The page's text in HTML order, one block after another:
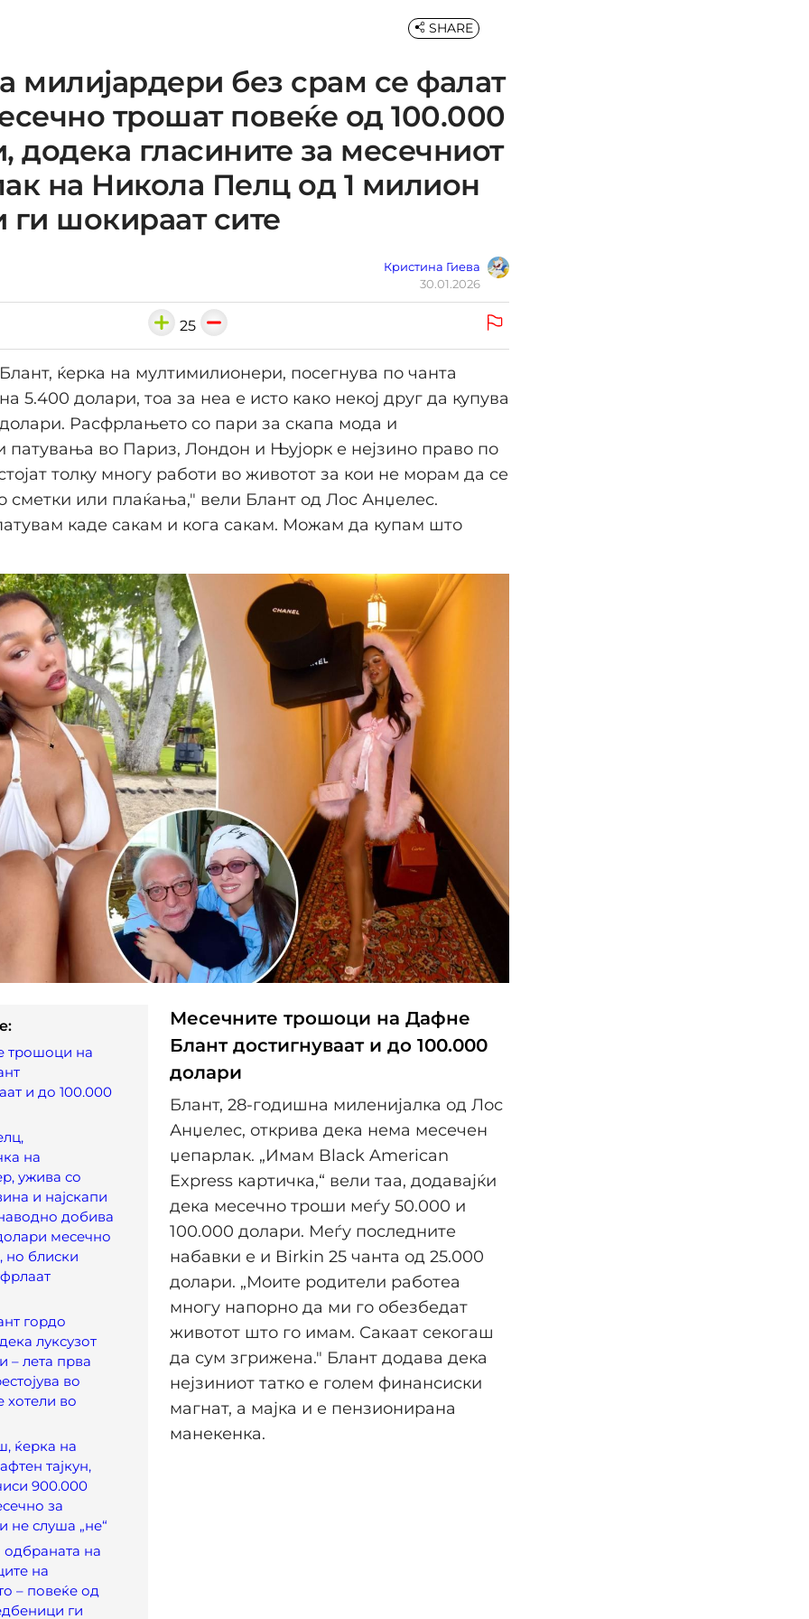
милијардери без срам се фалат
трошат повеќе од 100.000
додека гласините за месечниот
на Николa Пелц од 1 милион
ги шокираат сите
Кристина Гиева
30.01.2026
SHARE
25
ќерка на мултимилионери, посегнува по чанта
5.400 долари, тоа за неа е исто како некој друг да купува
Расфрлањето со пари за скапа мода и
патувања во Париз, Лондон и Њујорк е нејзино право по
толку многу работи во животот за кои не морам да се
сметки или плаќања," вели Блант од Лос Анџелес.
каде сакам и кога сакам. Можам да купам што
трошоци на
и до 100.000
на
ужива со
и најскапи
добива
месечно
но блиски
гордо
луксузот
– лета прва
во
хотели во
ќерка на
тајкун,
900.000
за
не слуша „не“
на
на
– повеќе од
ги
Месечните трошоци на Дафне
Блант достигнуваат и до 100.000
долари
Блант, 28-годишна миленијалка од Лос
Анџелес, открива дека нема месечен
џепарлак. „Имам Black American
Express картичка,“ вели таа, додавајќи
дека месечно троши меѓу 50.000 и
100.000 долари. Меѓу последните
набавки е и Birkin 25 чанта од 25.000
долари. „Моите родители работеа
многу напорно да ми го обезбедат
животот што го имам. Сакаат секогаш
да сум згрижена." Блант додава дека
нејзиниот татко е голем финансиски
магнат, а мајка и е пензионирана
манекенка.